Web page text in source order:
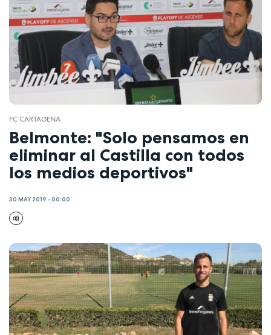
FC CARTAGENA
Belmonte: "Solo pensamos en
eliminar al Castilla con todos
los medios deportivos"
30 MAY 2019 - 00:00